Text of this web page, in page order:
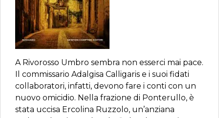
A Rivorosso Umbro sembra non esserci mai pace.
Il commissario Adalgisa Calligaris e i suoi fidati
collaboratori, infatti, devono fare i conti con un
nuovo omicidio. Nella frazione di Ponterullo, è
stata uccisa Ercolina Ruzzolo, un’anziana